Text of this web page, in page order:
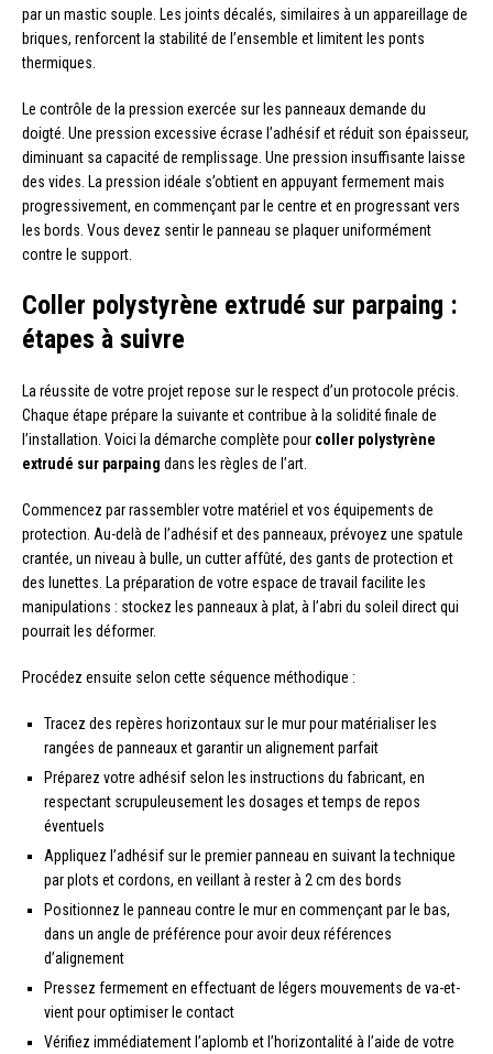
par un mastic souple. Les joints décalés, similaires à un appareillage de
briques, renforcent la stabilité de l’ensemble et limitent les ponts
thermiques.
Le contrôle de la pression exercée sur les panneaux demande du
doigté. Une pression excessive écrase l’adhésif et réduit son épaisseur,
diminuant sa capacité de remplissage. Une pression insuffisante laisse
des vides. La pression idéale s’obtient en appuyant fermement mais
progressivement, en commençant par le centre et en progressant vers
les bords. Vous devez sentir le panneau se plaquer uniformément
contre le support.
Coller polystyrène extrudé sur parpaing :
étapes à suivre
La réussite de votre projet repose sur le respect d’un protocole précis.
Chaque étape prépare la suivante et contribue à la solidité finale de
l’installation. Voici la démarche complète pour coller polystyrène
extrudé sur parpaing dans les règles de l’art.
Commencez par rassembler votre matériel et vos équipements de
protection. Au-delà de l’adhésif et des panneaux, prévoyez une spatule
crantée, un niveau à bulle, un cutter affûté, des gants de protection et
des lunettes. La préparation de votre espace de travail facilite les
manipulations : stockez les panneaux à plat, à l’abri du soleil direct qui
pourrait les déformer.
Procédez ensuite selon cette séquence méthodique :
Tracez des repères horizontaux sur le mur pour matérialiser les
rangées de panneaux et garantir un alignement parfait
Préparez votre adhésif selon les instructions du fabricant, en
respectant scrupuleusement les dosages et temps de repos
éventuels
Appliquez l’adhésif sur le premier panneau en suivant la technique
par plots et cordons, en veillant à rester à 2 cm des bords
Positionnez le panneau contre le mur en commençant par le bas,
dans un angle de préférence pour avoir deux références
d’alignement
Pressez fermement en effectuant de légers mouvements de va-et-
vient pour optimiser le contact
Vérifiez immédiatement l’aplomb et l’horizontalité à l’aide de votre